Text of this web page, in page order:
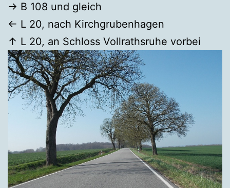
→ B 108 und gleich
← L 20, nach Kirchgrubenhagen
↑ L 20, an Schloss Vollrathsruhe vorbei